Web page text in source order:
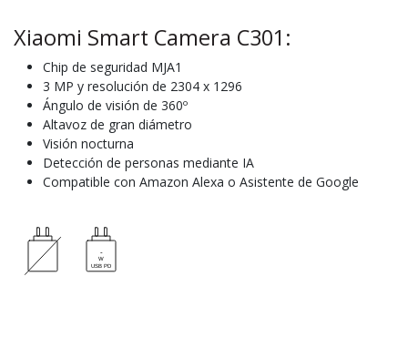
Xiaomi Smart Camera C301:
Chip de seguridad MJA1
3 MP y resolución de 2304 x 1296
Ángulo de visión de 360º
Altavoz de gran diámetro
Visión nocturna
Detección de personas mediante IA
Compatible con Amazon Alexa o Asistente de Google